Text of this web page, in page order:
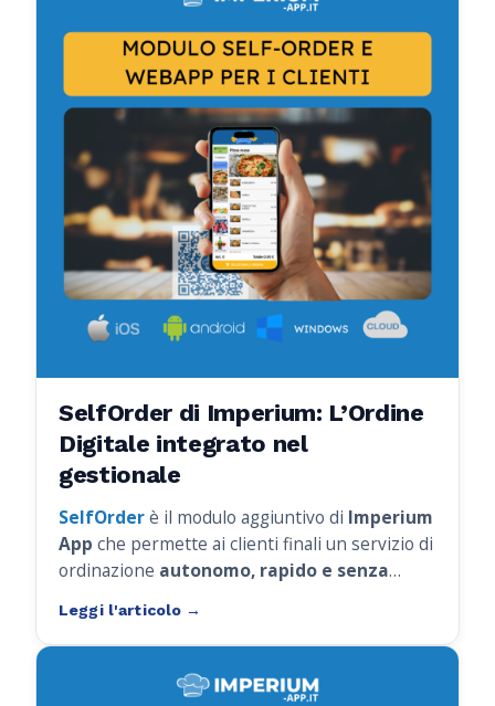
.
SelfOrder di Imperium: L’Ordine
Digitale integrato nel
gestionale
SelfOrderè il modulo aggiuntivo di Imperium
App che permette ai clienti finali un servizio di
ordinazione autonomo, rapido e senza
intuitiva, accessibile direttamente da
smartphone senza dover scaricare nulla.